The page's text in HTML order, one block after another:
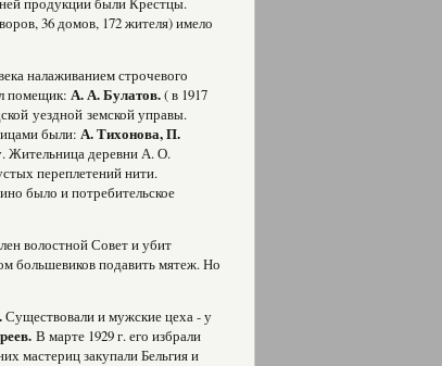
36 домов, 172 жителя) имело
налаживанием строчевого
помещик: А. А. Булатов.( в 1917
уездной земской управы.
были: А. Тихонова, П.
Жительница деревни А. О.
переплетений нити.
было и потребительское
волостной Совет и убит
большевиков подавить мятеж. Но
Существовали и мужские цеха - у
В марте 1929 г. его избрали
мастериц закупали Бельгия и